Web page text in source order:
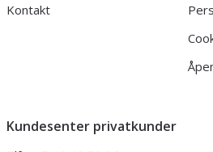
Kontakt
Kundesenter privatkunder